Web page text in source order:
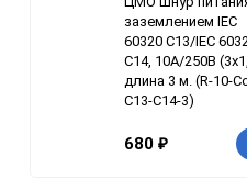
заземлением IEC
60320 C13/IEC
C14, 10А/250В
длина 3 м. (R-10-
C13-C14-3)
680 ₽